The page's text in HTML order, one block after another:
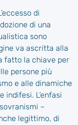
di
di una
sono
va ascritta alla
fatto la chiave per
persone più
e alle dinamiche
indifesi. L’enfasi
–
legittimo, di